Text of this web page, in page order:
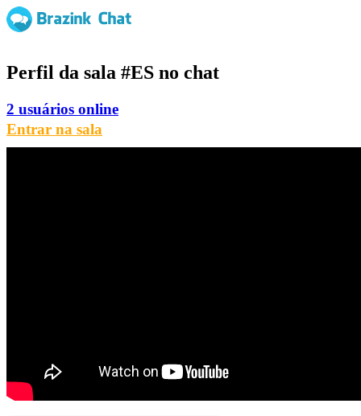
Perfil da sala #ES no chat
2 usuários online
Entrar na sala